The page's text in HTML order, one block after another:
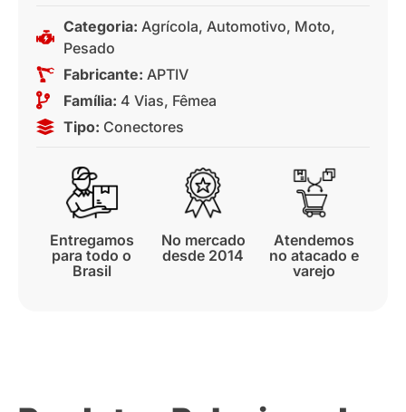
Categoria: Agrícola, Automotivo, Moto,
Pesado
Fabricante: APTIV
Família: 4 Vias, Fêmea
Tipo: Conectores
Entregamos
para todo o
Brasil
No mercado
desde 2014
Atendemos
no atacado e
varejo